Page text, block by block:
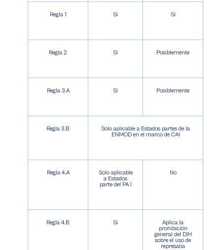
Regla 1 Sí Sí
Regla 2 Sí Posiblemente
Regla 3.A Sí Posiblemente
Regla 3.B
Solo aplicable a Estados partes de la
ENMOD en el marco de CAI
Regla 4.A
Solo aplicable
a Estados
parte del PA I
No
Regla 4.B Sí
Aplica la
prohibición
general del DIH
sobre el uso de
represalia